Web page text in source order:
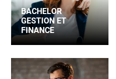
BACHELOR
GESTION ET
FINANCE